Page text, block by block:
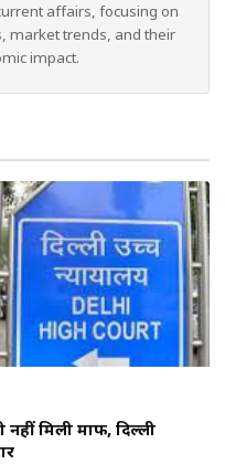
affairs, focusing on
market trends, and their
impact.
मिली माफी, दिल्ली